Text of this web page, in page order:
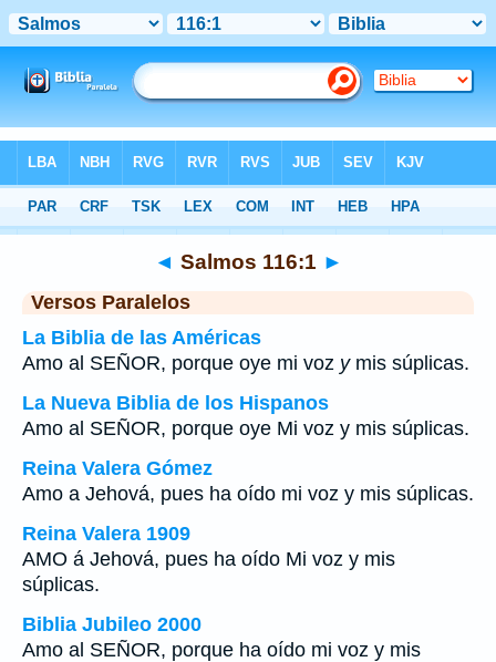
>Salmos Capítulo 116 > Verso 1
◄ Salmos 116:1 ►
Versos Paralelos
La Biblia de las Américas
Amo al SEÑOR, porque oye mi voz ymis súplicas.
La Nueva Biblia de los Hispanos
Amo al SEÑOR, porque oye Mi voz y mis súplicas.
Reina Valera Gómez
Amo a Jehová, pues ha oído mi voz y mis súplicas.
Reina Valera 1909
AMO á Jehová, pues ha oído Mi voz y mis
súplicas.
Biblia Jubileo 2000
Amo al SEÑOR, porque ha oído mi voz y mis